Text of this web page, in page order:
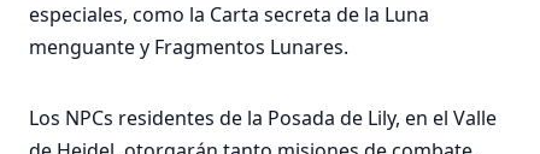
especiales, como la Carta secreta de la Luna
menguante y Fragmentos Lunares.
Los NPCs residentes de la Posada de Lily, en el Valle